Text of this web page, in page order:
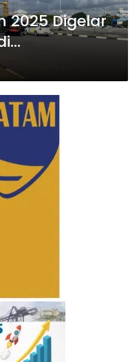
2025 Digelar
Mulai